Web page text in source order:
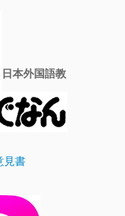
日本外国語教
見書